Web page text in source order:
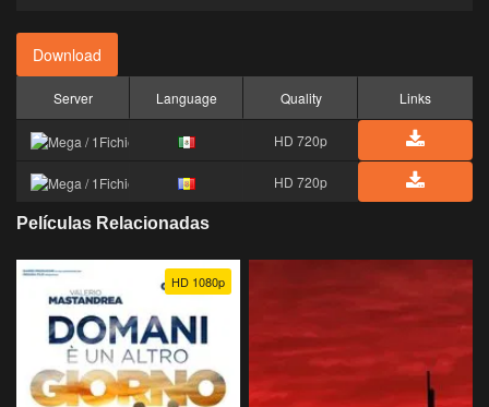
Download
Server Language Quality Links
HD 720p
HD 720p
Películas Relacionadas
HD 1080p